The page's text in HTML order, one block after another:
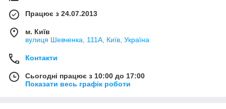
Працює з 24.07.2013
м. Київ
вулиця Шевченка, 111A, Київ, Україна
Контакти
Сьогодні працює з 10:00 до 17:00
Показати весь графік роботи